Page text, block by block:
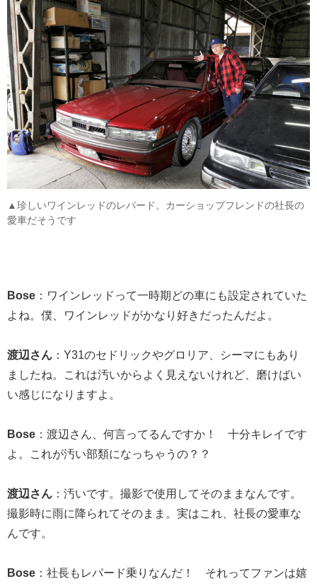
▲珍しいワインレッドのレパード。カーショップフレンドの社長の
愛車だそうです
Bose ：ワインレッドって一時期どの車にも設定されていた
よね。僕、ワインレッドがかなり好きだったんだよ。
渡辺さん ：Y31のセドリックやグロリア、シーマにもあり
ましたね。これは汚いからよく見えないけれど、磨けばい
い感じになりますよ。
Bose ：渡辺さん、何言ってるんですか！ 十分キレイです
よ。これが汚い部類になっちゃうの？？
渡辺さん ：汚いです。撮影で使用してそのままなんです。
撮影時に雨に降られてそのまま。実はこれ、社長の愛車な
んです。
Bose ：社長もレパード乗りなんだ！ それってファンは嬉